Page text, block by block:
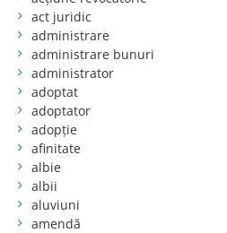
act juridic
administrare
administrare bunuri
administrator
adoptat
adoptator
adopție
afinitate
albie
albii
aluviuni
amendă